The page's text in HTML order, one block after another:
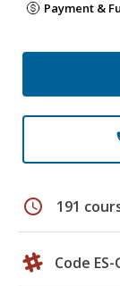
Payment &
schedule 191
Code ES-